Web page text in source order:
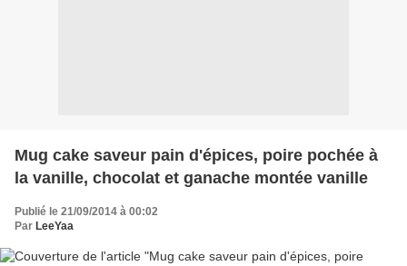
Mug cake saveur pain d'épices, poire pochée à
la vanille, chocolat et ganache montée vanille
Publié le 21/09/2014 à 00:02
Par LeeYaa